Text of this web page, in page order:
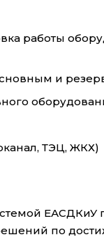
работы
и
ТЭЦ, ЖКХ)
по